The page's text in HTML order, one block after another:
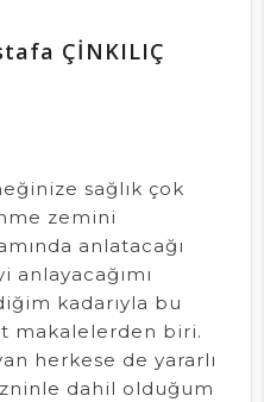
ÇİNKILIÇ
sağlık çok
zemini
anlatacağı
anlayacağımı
kadarıyla bu
makalelerden biri.
herkese de yararlı
dahil olduğum